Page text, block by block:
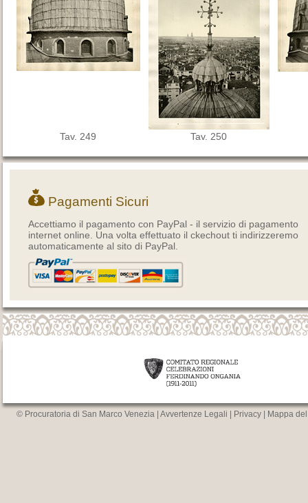
Tav. 249 Tav. 250
Pagamenti Sicuri
Accettiamo il pagamento con PayPal - il servizio di pagamento
internet online. Una volta effettuato il ckechout ti indirizzeremo
automaticamente al sito di PayPal.
© Procuratoria di San Marco Venezia | Avvertenze Legali Privacy Mappa